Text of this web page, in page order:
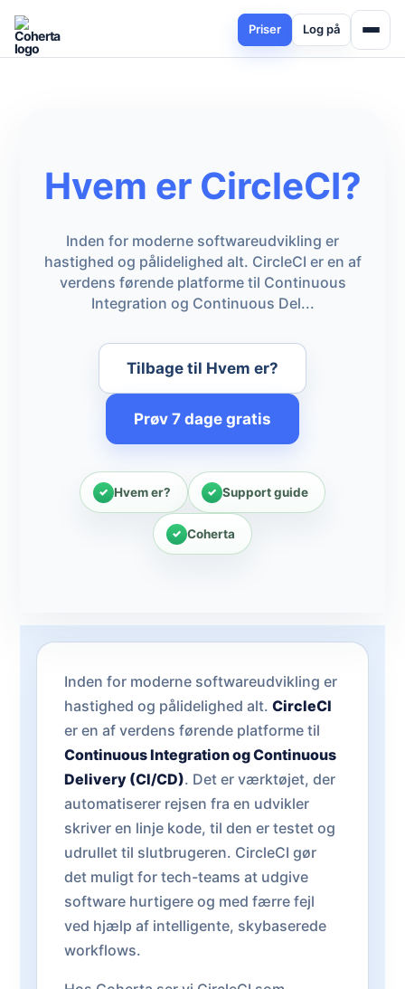
Priser Log på
Hvem er CircleCI?
Inden for moderne softwareudvikling er
hastighed og pålidelighed alt. CircleCI er en af
verdens førende platforme til Continuous
Integration og Continuous Del...
Tilbage til Hvem er?
Prøv 7 dage gratis
Hvem er? Support guide
Coherta
Inden for moderne softwareudvikling er
hastighed og pålidelighed alt. CircleCI
er en af verdens førende platforme til
Continuous Integration og Continuous
Delivery (CI/CD). Det er værktøjet, der
automatiserer rejsen fra en udvikler
skriver en linje kode, til den er testet og
udrullet til slutbrugeren. CircleCI gør
det muligt for tech-teams at udgive
software hurtigere og med færre fejl
ved hjælp af intelligente, skybaserede
workflows.